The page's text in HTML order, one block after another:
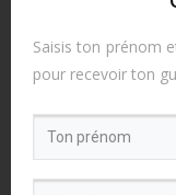
Saisis ton prénom
pour recevoir ton